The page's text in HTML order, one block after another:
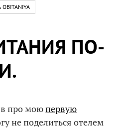
OBITANIYA
ПО-
про моюпервую
не поделиться отелем